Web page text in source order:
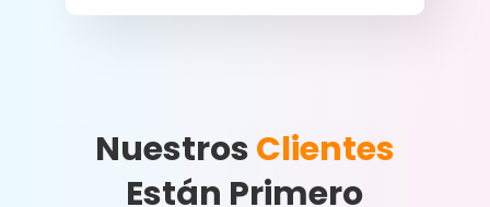
NuestrosClientes
Están Primero